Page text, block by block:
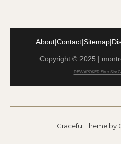
About|Contact|Sitemap|
Copyright © 2025 |
DEWAPOKER Situs Slot
Graceful Theme by